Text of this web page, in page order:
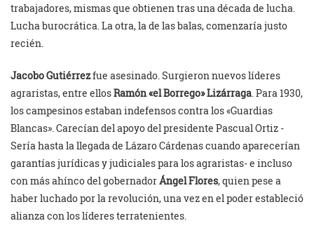
trabajadores, mismas que obtienen tras una década de lucha.
Lucha burocrática. La otra, la de las balas, comenzaría justo
recién.
Jacobo Gutiérrezfue asesinado. Surgieron nuevos líderes
agraristas, entre ellosRamón «el Borrego» Lizárraga . Para 1930,
los campesinos estaban indefensos contra los «Guardias
Blancas». Carecían del apoyo del presidente Pascual Ortiz -
Sería hasta la llegada de Lázaro Cárdenas cuando aparecerían
garantías jurídicas y judiciales para los agraristas- e incluso
con más ahínco del gobernadorÁngel Flores, quien pese a
haber luchado por la revolución, una vez en el poder estableció
alianza con los líderes terratenientes.